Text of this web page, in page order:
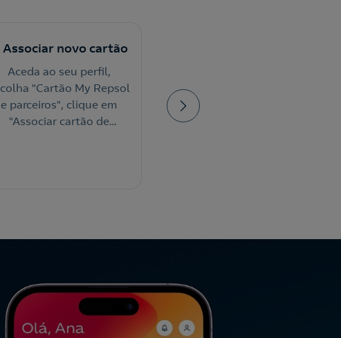
Associar novo cartão
Aceda ao seu perfil,
"Cartão My Repsol
e parceiros", clique em
"Associar cartão de
cartão na App ao efetuar o
pagamento nas estações